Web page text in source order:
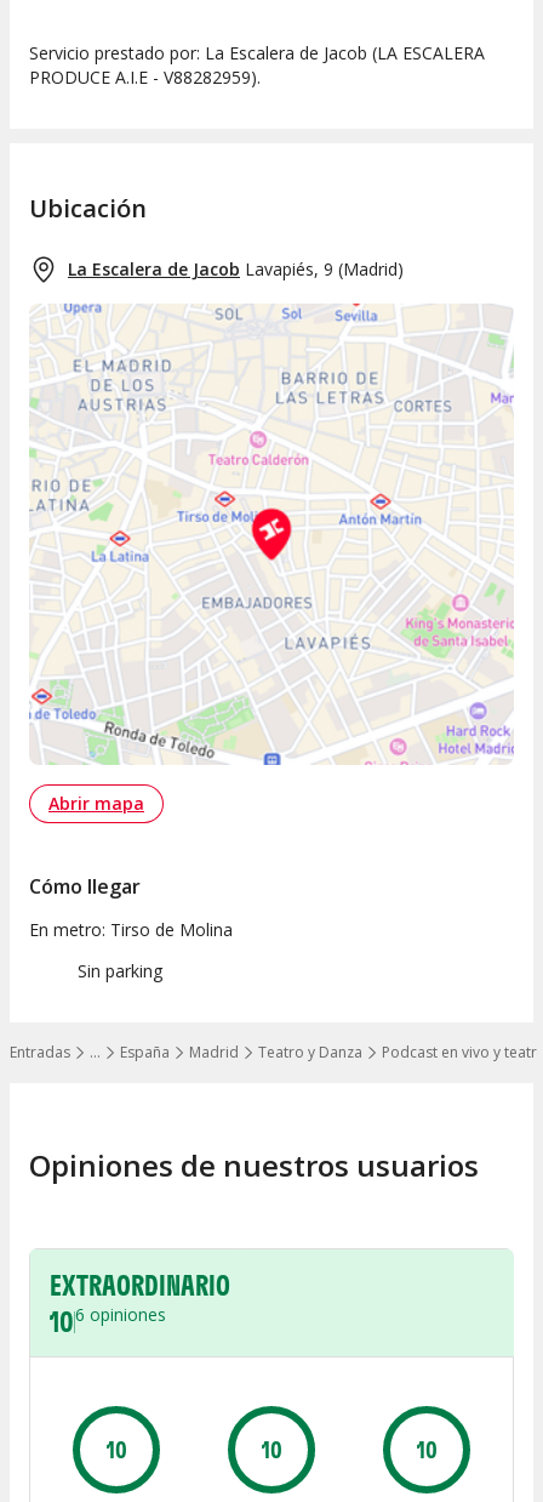
…
Mostrar todos los niveles
Entradas España Madrid Teatro y Danza Podcast en vivo y
Servicio prestado por: La Escalera de Jacob (LA ESCALERA
PRODUCE A.I.E - V88282959).
Ubicación
La Escalera de Jacob Lavapiés, 9 (Madrid)
Abrir mapa
Cómo llegar
En metro: Tirso de Molina
Sin parking
Opiniones de nuestros usuarios
EXTRAORDINARIO
106 opiniones
10 10 10